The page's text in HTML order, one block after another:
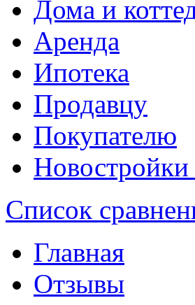
Дома и
Аренда
Ипотека
Продавцу
Покупателю
Новостройки
Список
Главная
Отзывы